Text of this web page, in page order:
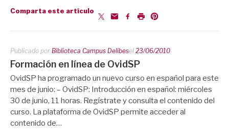
Comparta este artículo
Publicado por Biblioteca Campus Delibesel 23/06/2010
Formación en línea de OvidSP
OvidSP ha programado un nuevo curso en español para este
mes de junio: – OvidSP: Introducción en español: miércoles
30 de junio, 11 horas. Regístrate y consulta el contenido del
curso. La plataforma de OvidSP permite acceder al
contenido de…